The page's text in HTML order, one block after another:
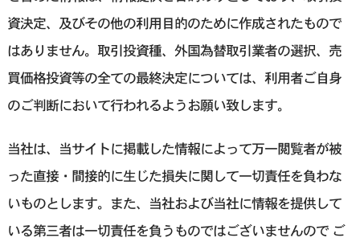
資決定、及びその他の利用目的のために作成されたもので
はありません。取引投資種、外国為替取引業者の選択、売
買価格投資等の全ての最終決定については、利用者ご自身
のご判断において行われるようお願い致します。
当社は、当サイトに掲載した情報によって万一閲覧者が被
った直接・間接的に生じた損失に関して一切責任を負わな
いものとします。また、当社および当社に情報を提供して
いる第三者は一切責任を負うものではございませんので ご